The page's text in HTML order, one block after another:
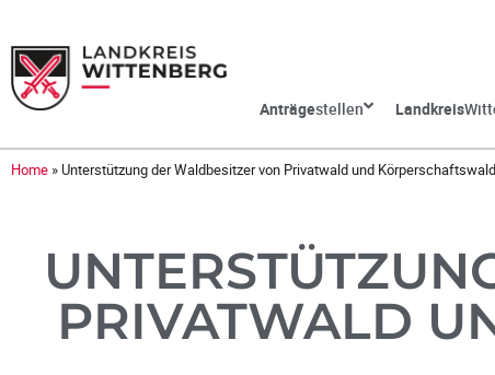
Anträgestellen Landkreis
Home »Unterstützung der Waldbesitzer von Privatwald und Körperschaftswald
PRIVATWALD